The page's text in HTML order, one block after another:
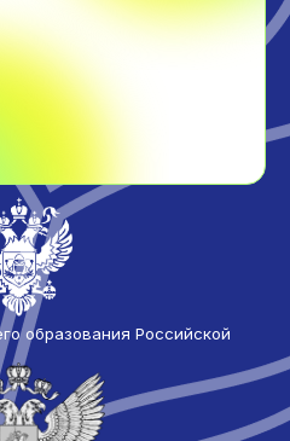
образования Российской